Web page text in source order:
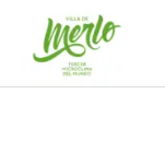
contenido